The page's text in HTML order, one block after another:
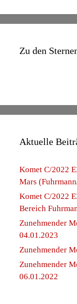
Zu den
Aktuelle
Komet C/2022
Mars
Komet C/2022
Bereich
Zunehmender
04.01.2023
Zunehmender
Zunehmender
06.01.2022